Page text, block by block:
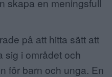
på att hitta sätt att
sig i området och
för barn och unga. En